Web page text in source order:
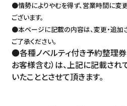
●情勢によりやむを得ず、営業時間に変
ございます。
●本ページに記載の内容は、変更・追加
ご了承ください。
●各種ノベルティ付き予約整理
お客様含む）は、上記に記載さ
いたこととさせて頂きます。